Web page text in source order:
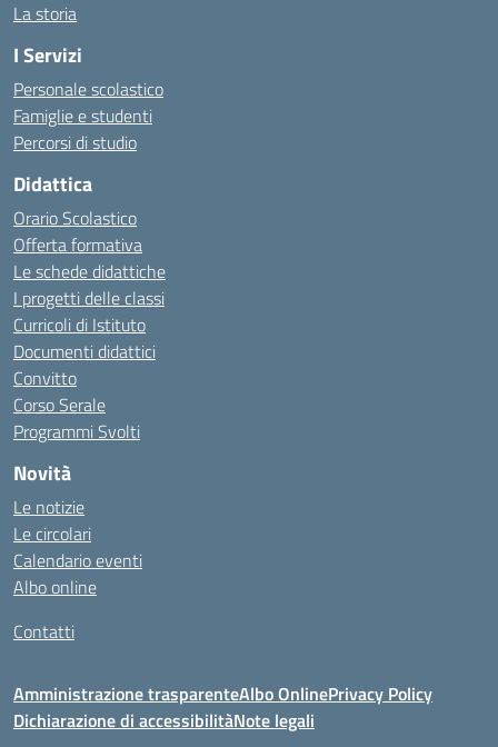
La storia
I Servizi
Personale scolastico
Famiglie e studenti
Percorsi di studio
Didattica
Orario Scolastico
Offerta formativa
Le schede didattiche
I progetti delle classi
Curricoli di Istituto
Documenti didattici
Convitto
Corso Serale
Programmi Svolti
Novità
Le notizie
Le circolari
Calendario eventi
Albo online
Contatti
Amministrazione trasparenteAlbo OnlinePrivacy Policy
Dichiarazione di accessibilitàNote legali